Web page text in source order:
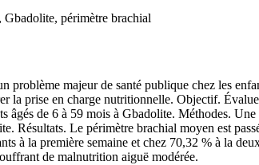
périmètre brachial
majeur de santé publique chez les
la prise en charge nutritionnelle. Objectif.
âgés de 6 à 59 mois à Gbadolite. Méthodes.
Résultats. Le périmètre brachial moyen est
à la première semaine et chez 70,32 % à la
de malnutrition aiguë modérée.